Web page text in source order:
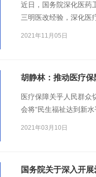
近日，国务院深化医药
三明医改经验，深化医
2021年11月05日
胡静林：推动医疗
医疗保障关乎人民群众
会将“民生福祉达到新
2021年03月10日
国务院关于深入开